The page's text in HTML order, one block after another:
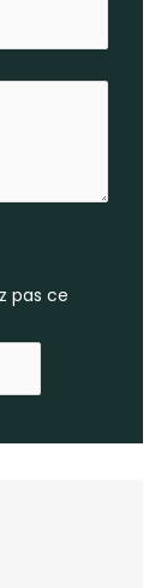
pas ce